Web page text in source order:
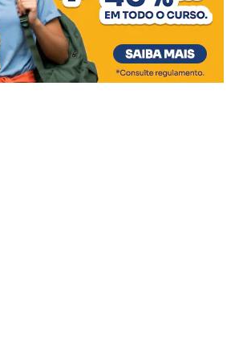
valores de R$ 62 milhões e R$ 34,2
As casas de bombas, que
comprometido durante a
R$ 78,7 milhões em obras
e de automação.
à normalidade:
Tereza a Bom Retiro do Sul) –
níveis até o retorno para normalidade,
elevações em função das chuvas
24h.